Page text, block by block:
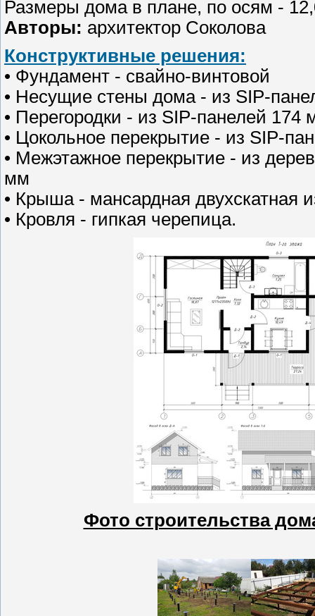
Размеры дома в плане, по осям -
Авторы: архитектор Соколова
Конструктивные решения:
• Фундамент - свайно-винтовой
• Несущие стены дома - из SIP-
• Перегородки - из SIP-панелей 174
• Цокольное перекрытие - из SIP-
• Межэтажное перекрытие - из
мм
• Крыша - мансардная двухскатная
• Кровля - гипкая черепица.
Фото строительства